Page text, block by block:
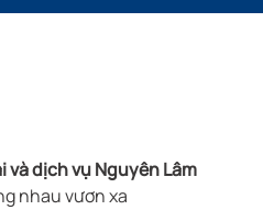
và dịch vụ Nguyên Lâm
nhau vươn xa